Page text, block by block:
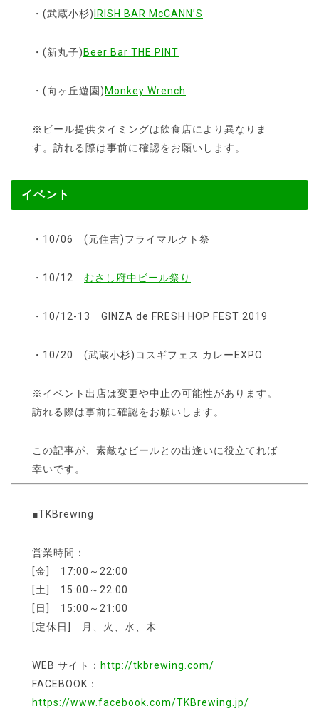
・(武蔵小杉) IRISH BAR McCANN’S
・(新丸子) Beer Bar THE PINT
・(向ヶ丘遊園) Monkey Wrench
※ビール提供タイミングは飲食店により異なりま
す。訪れる際は事前に確認をお願いします。
イベント
・10/06 (元住吉)フライマルクト祭
・10/12 むさし府中ビール祭り
・10/12-13 GINZA de FRESH HOP FEST 2019
・10/20 (武蔵小杉)コスギフェス カレーEXPO
※イベント出店は変更や中止の可能性があります。
訪れる際は事前に確認をお願いします。
この記事が、素敵なビールとの出逢いに役立てれば
幸いです。
■TKBrewing
営業時間：
[金] 17:00～22:00
[土] 15:00～22:00
[日] 15:00～21:00
[定休日] 月、火、水、木
WEB サイト： http://tkbrewing.com/
FACEBOOK：
https://www.facebook.com/TKBrewing.jp/